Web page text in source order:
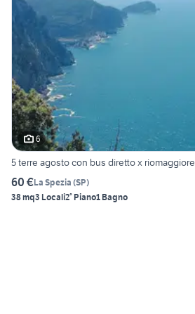
6
5 terre agosto con bus diretto x riomaggiore
60 €La Spezia (SP)
38 mq3 Locali2° Piano1 Bagno